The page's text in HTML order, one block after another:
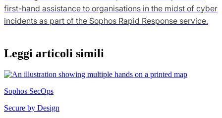
first-hand assistance to organisations in the midst of cyber
incidents as part of the Sophos Rapid Response service.
Leggi articoli simili
Sophos SecOps
Secure by Design